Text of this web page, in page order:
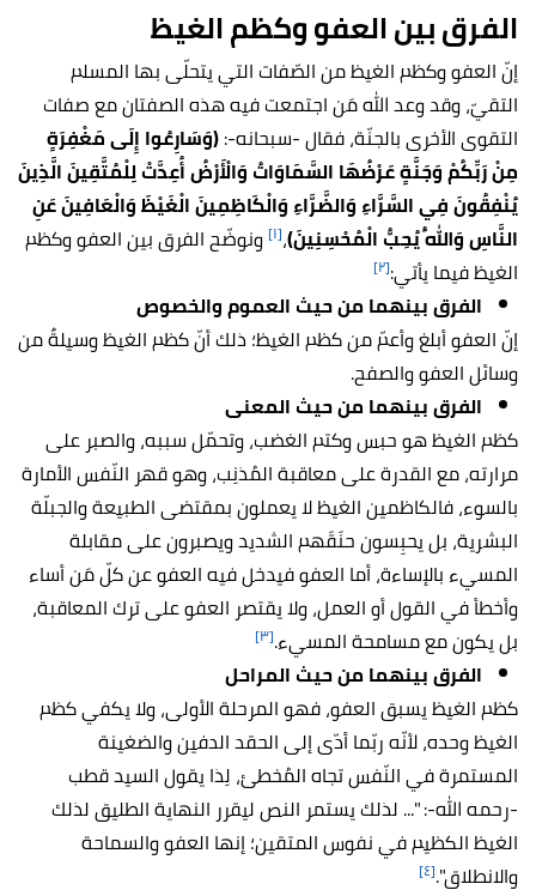
الفرق بين العفو وكظم الغيظ
إنّ العفو وكظم الغيظ من الصّفات التي يتحلّى بها المسلم
التقيّ، وقد وعد الله مَن اجتمعت فيه هذه الصفتان مع صفات
التقوى الأخرى بالجنّة، فقال -سبحانه-:(وَسَارِعُوا إِلَى مَغْفِرَةٍ
مِنْ رَبِّكُمْ وَجَنَّةٍ عَرْضُهَا السَّمَاوَاتُ وَالْأَرْضُ أُعِدَّتْ لِلْمُتَّقِينَ الَّذِينَ
يُنْفِقُونَ فِي السَّرَّاءِ وَالضَّرَّاءِ وَالْكَاظِمِينَ الْغَيْظَ وَالْعَافِينَ عَنِ
النَّاسِ وَاللَهُ يُحِبُّ الْمُحْسِنِينَ)،[١] ونوضّح الفرق بين العفو وكظم
الغيظ فيما يأتي:[٢]
الفرق بينهما من حيث العموم والخصوص
إنّ العفو أبلغ وأعمّ من كظم الغيظ؛ ذلك أنّ كظم الغيظ وسيلةٌ من
وسائل العفو والصفح.
الفرق بينهما من حيث المعنى
كظم الغيظ هو حبس وكتم الغضب، وتحمّل سببه، والصبر على
مرارته، مع القدرة على معاقبة المُذنِب، وهو قهر النّفس الأمارة
بالسوء، فالكاظمين الغيظ لا يعملون بمقتضى الطبيعة والجبلّة
البشرية، بل يحبِسون حنَقَهم الشديد ويصبرون على مقابلة
المسيء بالإساءة، أما العفو فيدخل فيه العفو عن كلّ مَن أساء
وأخطأ في القول أو العمل، ولا يقتصر العفو على ترك المعاقبة،
بل يكون مع مسامحة المسيء.[٣]
الفرق بينهما من حيث المراحل
كظم الغيظ يسبق العفو، فهو المرحلة الأولى، ولا يكفي كظم
الغيظ وحده، لأنّه ربّما أدّى إلى الحقد الدفين والضغينة
المستمرة في النّفس تجاه المُخطئ، لِذا يقول السيد قطب
-رحمه الله-: "... لذلك يستمر النص ليقرر النهاية الطليق لذلك
الغيظ الكظيم في نفوس المتقين؛ إنها العفو والسماحة
والانطلاق".[٤]